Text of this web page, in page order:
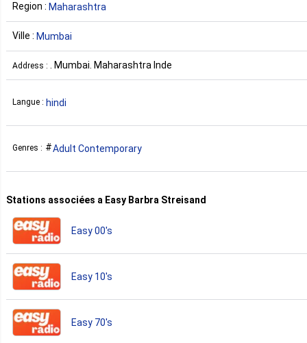
Region : Maharashtra
Ville : Mumbai
Address : . Mumbai. Maharashtra Inde
Langue : hindi
Genres : Adult Contemporary
Stations associées a Easy Barbra Streisand
Easy 00's
Easy 10's
Easy 70's